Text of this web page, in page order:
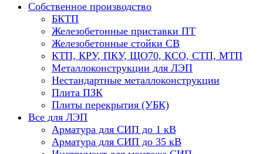
Собственное производство
БКТП
Железобетонные приставки ПТ
Железобетонные стойки СВ
КТП, КРУ, ПКУ, ЩО70, КСО, СТП, МТП
Металлоконструкции для ЛЭП
Нестандартные металлоконструкции
Плита ПЗК
Плиты перекрытия (УБК)
Все для ЛЭП
Арматура для СИП до 1 кВ
Арматура для СИП до 35 кВ